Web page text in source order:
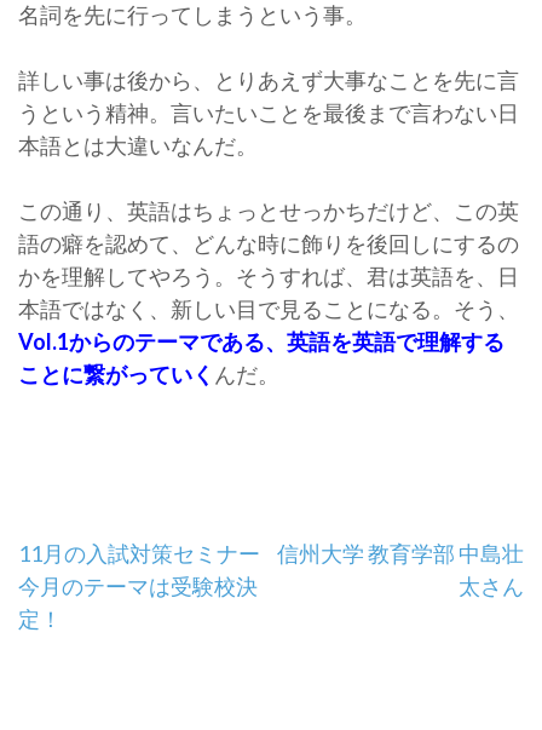
名詞を先に行ってしまうという事。
詳しい事は後から、とりあえず大事なことを先に言
うという精神。言いたいことを最後まで言わない日
本語とは大違いなんだ。
この通り、英語はちょっとせっかちだけど、この英
語の癖を認めて、どんな時に飾りを後回しにするの
かを理解してやろう。そうすれば、君は英語を、日
本語ではなく、新しい目で見ることになる。そう、
Vol.1からのテーマである、英語を英語で理解する
ことに繋がっていく んだ。
投
稿
11月の入試対策セミナー
今月のテーマは受験校決
定！
信州大学 教育学部 中島壮
太さん